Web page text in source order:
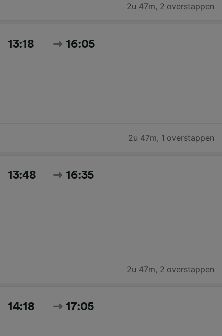
2u 47m, 2 overstappen
13:18 16:05
2u 47m, 1 overstappen
13:48 16:35
2u 47m, 2 overstappen
14:18 17:05